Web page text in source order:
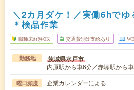
＼2カ月ダケ！／実働6hでゆ
＊検品作業
職種未経験OK 交通費別途支給あり
勤務地 茨城県水戸市
内原駅から車6分／赤塚駅から
曜日頻度 企業カレンダーによる